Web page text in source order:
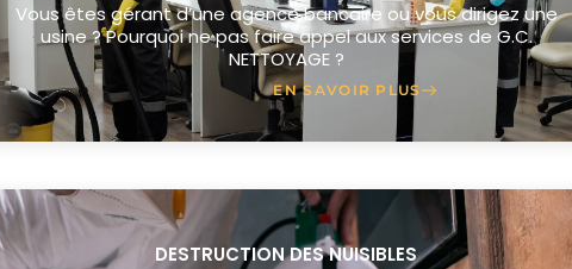
Vous êtes gérant d’une agence bancaire ou vous dirigez une
usine ? Pourquoi ne pas faire appel aux services de G.C.
NETTOYAGE ?
EN SAVOIR PLUS
DESTRUCTION DES NUISIBLES